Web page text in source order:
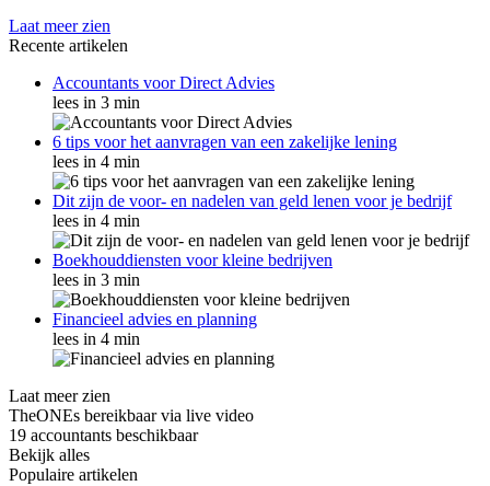
Laat meer zien
Recente artikelen
Accountants voor Direct Advies
lees in 3 min
6 tips voor het aanvragen van een zakelijke lening
lees in 4 min
Dit zijn de voor- en nadelen van geld lenen voor je bedrijf
lees in 4 min
Boekhouddiensten voor kleine bedrijven
lees in 3 min
Financieel advies en planning
lees in 4 min
Laat meer zien
TheONEs bereikbaar via live video
19 accountants beschikbaar
Bekijk alles
Populaire artikelen